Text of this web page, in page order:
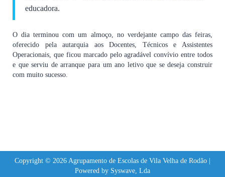
educadora.
O dia terminou com um almoço, no verdejante campo das feiras,
oferecido pela autarquia aos Docentes, Técnicos e Assistentes
Operacionais, que ficou marcado pelo agradável convívio entre todos
e que serviu de arranque para um ano letivo que se deseja construir
com muito sucesso.
Copyright © 2026 Agrupamento de Escolas de Vila Velha de Rodão |
Powered by Syswave, Lda